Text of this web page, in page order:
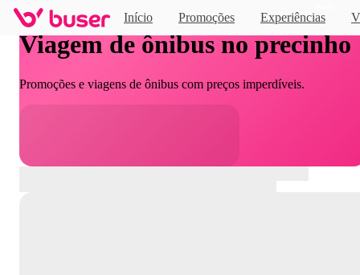
Início Promoções Experiências
Viagem de ônibus no precinho
Promoções e viagens de ônibus com preços imperdíveis.